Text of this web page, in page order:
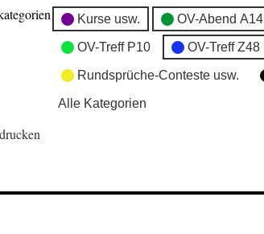
Kurse usw. OV-Abend A14
OV-Treff P10 OV-Treff Z48
Rundsprüche-Conteste usw.
Alle Kategorien